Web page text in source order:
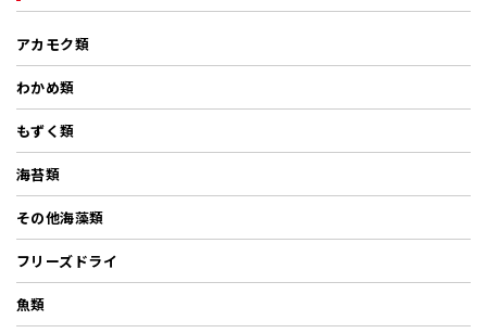
アカモク類
わかめ類
もずく類
海苔類
その他海藻類
フリーズドライ
魚類